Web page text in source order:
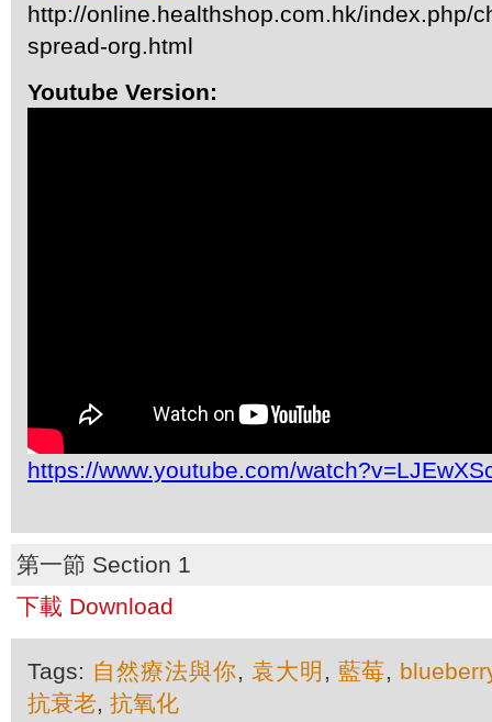
http://online.healthshop.com.hk/index.php/
spread-org.html
Youtube Version:
https://www.youtube.com/
第一節 Section 1
下載 Download
Tags: 自然療法與你, 袁大明 , 藍莓,
抗衰老, 抗氧化